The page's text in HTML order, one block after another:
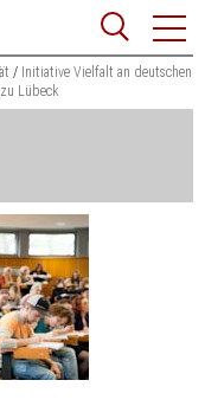
Initiative Vielfalt an deutschen
Lübeck